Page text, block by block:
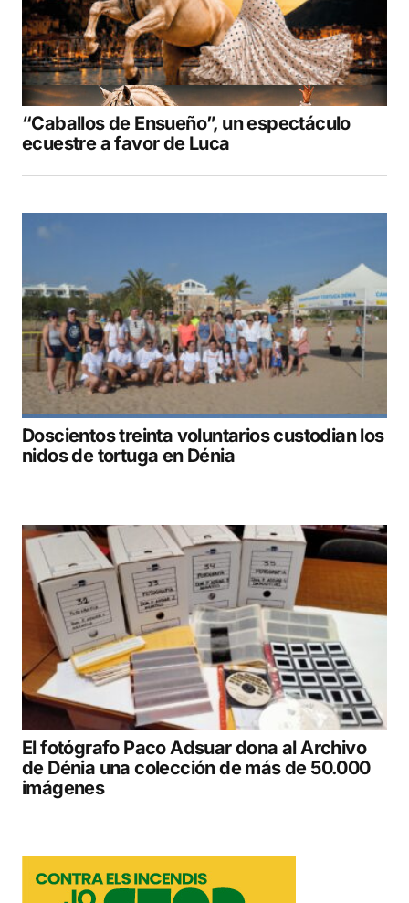
“Caballos de Ensueño”, un espectáculo
ecuestre a favor de Luca
Doscientos treinta voluntarios custodian los
nidos de tortuga en Dénia
El fotógrafo Paco Adsuar dona al Archivo
de Dénia una colección de más de 50.000
imágenes